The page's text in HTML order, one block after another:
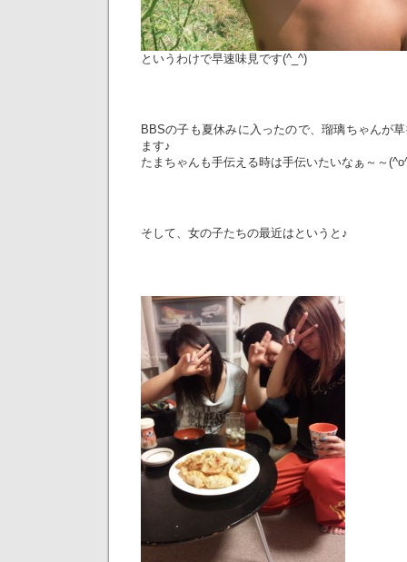
というわけで早速味見です(^_^)
BBSの子も夏休みに入ったので、瑠璃ちゃんが
ます♪
たまちゃんも手伝える時は手伝いたいなぁ～～
そして、女の子たちの最近はというと♪